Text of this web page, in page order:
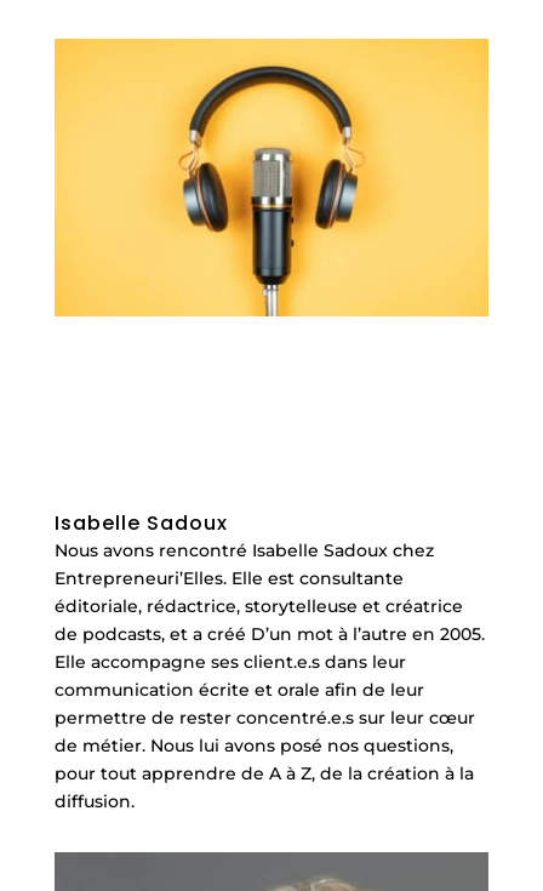
Isabelle Sadoux
Nous avons rencontré Isabelle Sadoux chez
Entrepreneuri’Elles. Elle est consultante
éditoriale, rédactrice, storytelleuse et créatrice
de podcasts, et a créé D’un mot à l’autre en 2005.
Elle accompagne ses client.e.s dans leur
communication écrite et orale afin de leur
permettre de rester concentré.e.s sur leur cœur
de métier. Nous lui avons posé nos questions,
pour tout apprendre de A à Z, de la création à la
diffusion.